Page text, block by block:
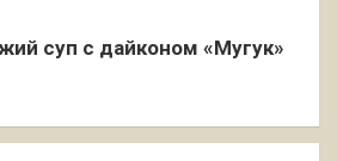
суп с дайконом «Мугук»